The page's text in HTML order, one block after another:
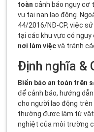
toàn cảnh báo nguy cơ
vụ tai nạn lao động.
44/2016/NĐ-CP, việc
tại các khu vực có
nơi làm việcvà tránh
Định nghĩa &
Biển báo an toàn trên
để cảnh báo, hướng
cho người lao động trên
thường được làm từ
nghiệt của môi trường